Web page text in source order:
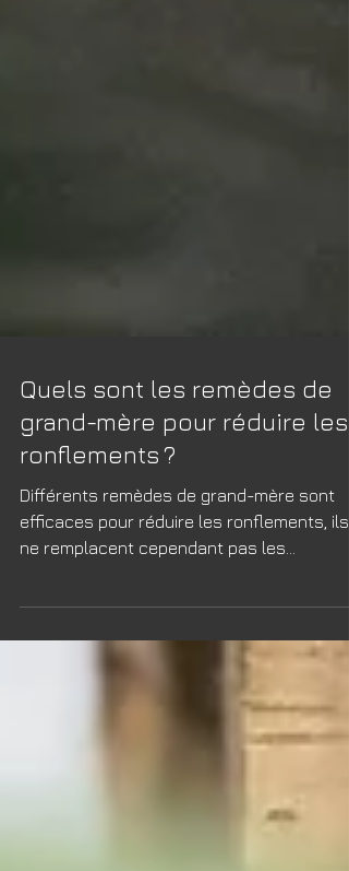
Quels sont les remèdes de
grand-mère pour réduire les
ronflements ?
Différents remèdes de grand-mère sont
ne remplacent cependant pas les